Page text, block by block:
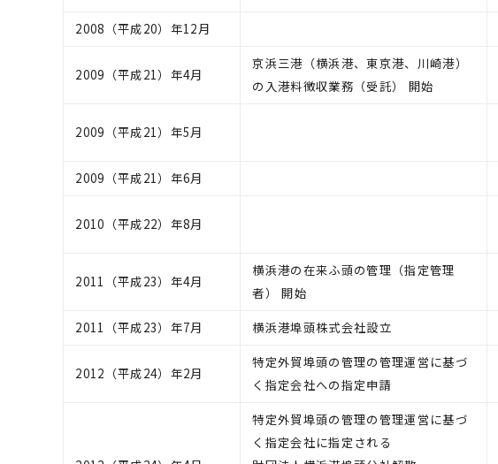
2008（平成20）年12月
2009（平成21）年4月
京浜三港（横浜港、東京港、川崎港）
の入港料徴収業務（受託） 開始
2009（平成21）年5月
2009（平成21）年6月
2010（平成22）年8月
2011（平成23）年4月
横浜港の在来ふ頭の管理（指定管理
者） 開始
2011（平成23）年7月 横浜港埠頭株式会社設立
2012（平成24）年2月
特定外貿埠頭の管理の管理運営に基づ
く指定会社への指定申請
特定外貿埠頭の管理の管理運営に基づ
く指定会社に指定される